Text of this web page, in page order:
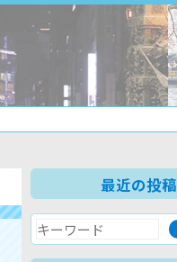
最近の投稿